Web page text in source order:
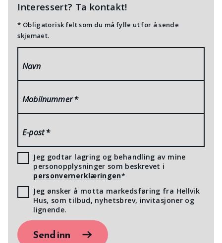
Interessert? Ta kontakt!
* Obligatorisk felt som du må fylle ut for å sende
skjemaet.
Navn
Mobilnummer*
E-post*
Jeg godtar lagring og behandling av mine
personopplysninger som beskrevet i
personvernerklæringen*
Jeg ønsker å motta markedsføring fra Hellvik
Hus, som tilbud, nyhetsbrev, invitasjoner og
lignende.
Send inn